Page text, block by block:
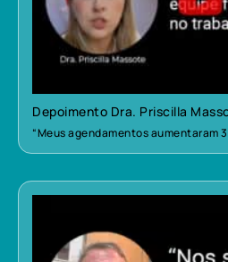
Depoimento Dra. Priscilla
“Meus agendamentos aumentaram